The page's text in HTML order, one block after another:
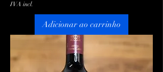
IVA incl.
Adicionar ao carrinho